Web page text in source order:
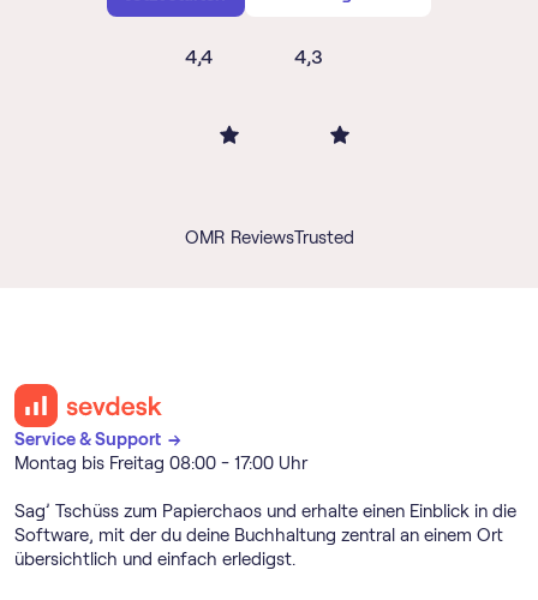
4,4
OMR Reviews
4,3
Trusted
Service & Support →
Montag bis Freitag 08:00 - 17:00 Uhr
Sag’ Tschüss zum Papierchaos und erhalte einen Einblick in die
Software, mit der du deine Buchhaltung zentral an einem Ort
übersichtlich und einfach erledigst.